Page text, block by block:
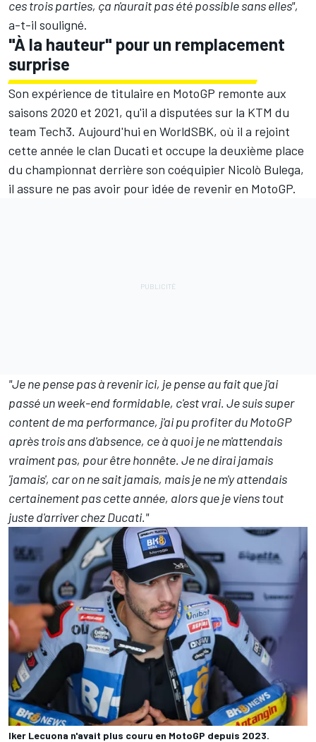
ces trois parties, ça n'aurait pas été possible sans elles",
a-t-il souligné.
"À la hauteur" pour un remplacement
surprise
Son expérience de titulaire en MotoGP remonte aux
saisons 2020 et 2021, qu'il a disputées sur la KTM du
team Tech3. Aujourd'hui en WorldSBK, où il a rejoint
cette année le clan Ducati et occupe la deuxième place
du championnat derrière son coéquipier Nicolò Bulega,
il assure ne pas avoir pour idée de revenir en MotoGP.
"Je ne pense pas à revenir ici, je pense au fait que j'ai
passé un week-end formidable, c'est vrai. Je suis super
content de ma performance, j'ai pu profiter du MotoGP
après trois ans d'absence, ce à quoi je ne m'attendais
vraiment pas, pour être honnête. Je ne dirai jamais
'jamais', car on ne sait jamais, mais je ne m'y attendais
certainement pas cette année, alors que je viens tout
juste d'arriver chez Ducati."
Iker Lecuona n'avait plus couru en MotoGP depuis 2023.